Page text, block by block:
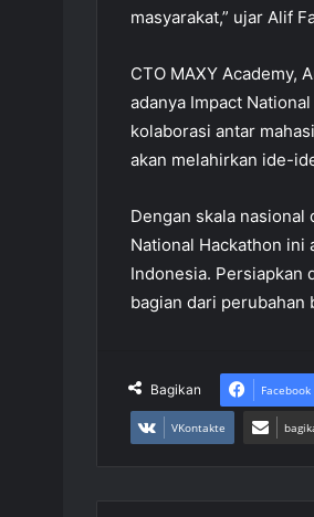
masyarakat,” ujar Alif
CTO MAXY Academy,
adanya Impact
kolaborasi antar
akan melahirkan ide-
Dengan skala nasional
National Hackathon
Indonesia. Persiapkan
bagian dari perubahan
Bagikan Facebook
VKontakte